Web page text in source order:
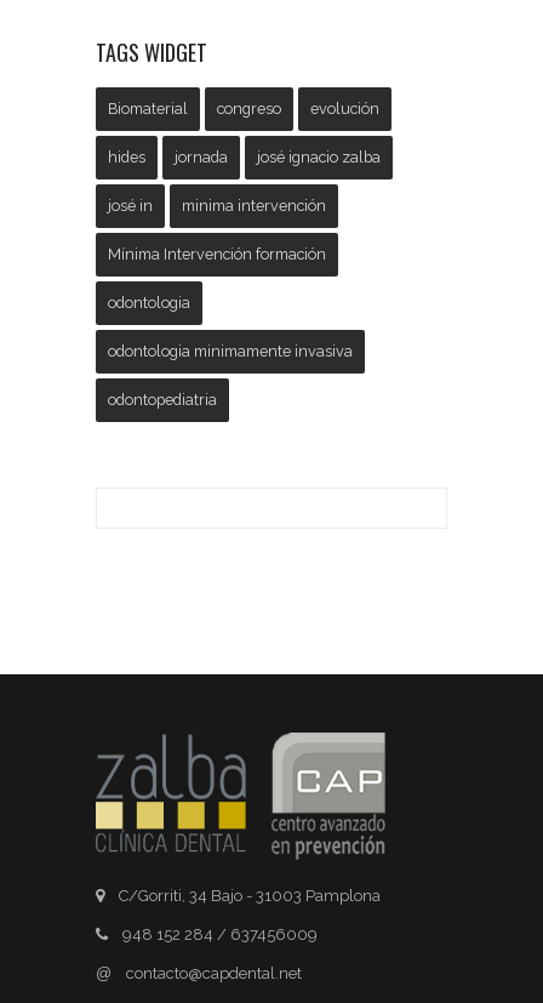
TAGS WIDGET
Biomaterial congreso evolución
hides jornada josé ignacio zalba
josé in minima intervención
Mínima Intervención formación
odontologia
odontologia minimamente invasiva
odontopediatria
C/Gorriti, 34 Bajo - 31003 Pamplona
948 152 284 / 637456009
@ contacto@capdental.net